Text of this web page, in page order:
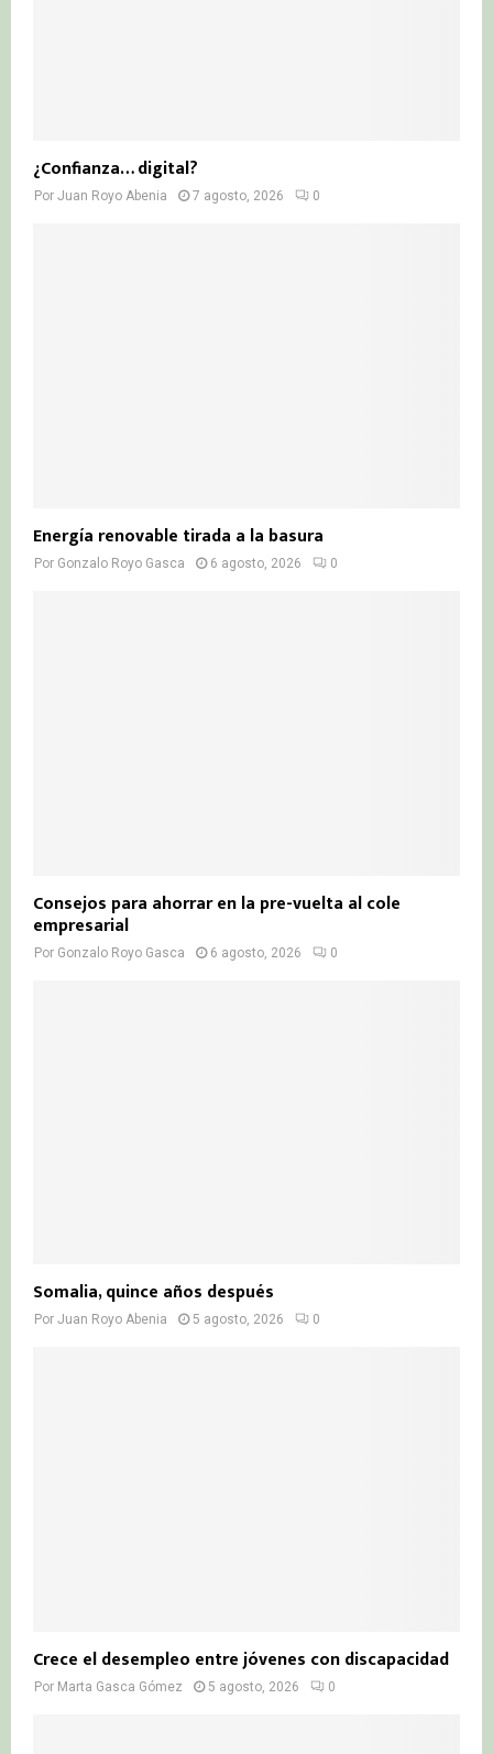
¿Confianza… digital?
Por Juan Royo Abenia 7 agosto, 2026 0
Energía renovable tirada a la basura
Por Gonzalo Royo Gasca 6 agosto, 2026 0
Consejos para ahorrar en la pre-vuelta al cole
empresarial
Por Gonzalo Royo Gasca 6 agosto, 2026 0
Somalia, quince años después
Por Juan Royo Abenia 5 agosto, 2026 0
Crece el desempleo entre jóvenes con discapacidad
Por Marta Gasca Gómez 5 agosto, 2026 0